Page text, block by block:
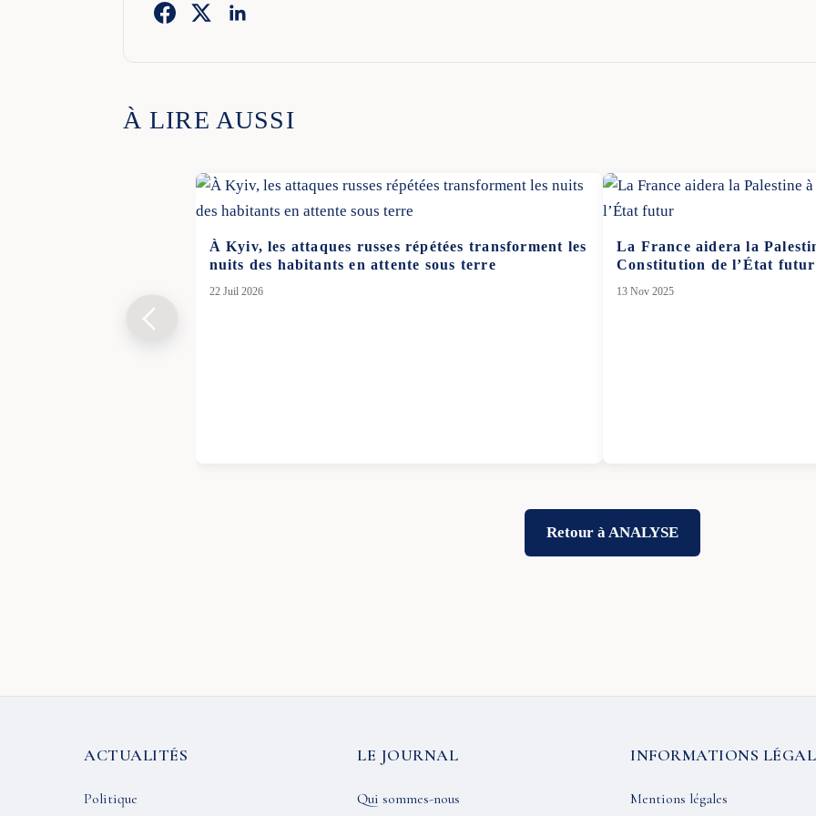
À LIRE AUSSI
À Kyiv, les attaques russes répétées transforment les
nuits des habitants en attente sous terre
22 Juil 2026
La France aidera la
Constitution de l’État futur
13 Nov 2025
Retour à ANALYSE
ACTUALITÉS
Politique
LE JOURNAL
Qui sommes-nous
INFORMATIONS
Mentions légales